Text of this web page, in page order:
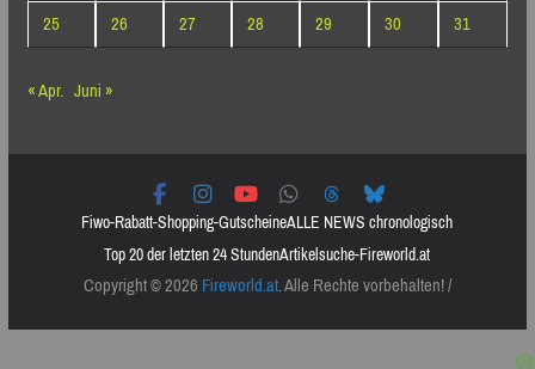
25
26 27 28 29 30
31
« Apr. Juni »
Fiwo-Rabatt-Shopping-GutscheineALLE NEWS chronologisch
Top 20 der letzten 24 StundenArtikelsuche-Fireworld.at
Copyright © 2026Fireworld.at. Alle Rechte vorbehalten! /